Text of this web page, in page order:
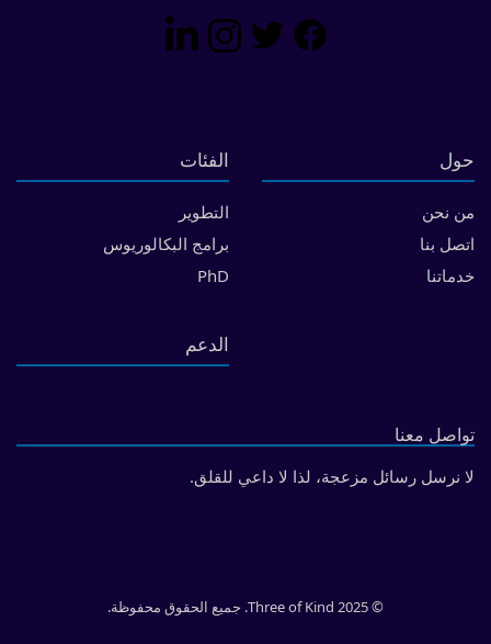
حول
من نحن
اتصل بنا
خدماتنا
الفئات
التطوير
برامج البكالوريوس
PhD
الدعم
تواصل معنا
لا نرسل رسائل مزعجة، لذا لا داعي للقلق.
© 2025 Three of Kind. جميع الحقوق محفوظة.